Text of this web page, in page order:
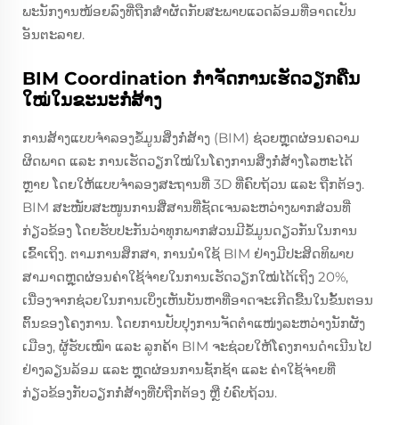
ພະນັກງານໜ້ອຍລົງທີ່ຖືກສຳຜັດກັບສະພາບແວດລ້ອມທີ່ອາດເປັນ
ອັນຕະລາຍ.
BIM Coordination ກຳຈັດການເຮັດວຽກຄືນ
ໃໝ່ໃນຂະນະກໍ່ສ້າງ
ການສ້າງແບບຈຳລອງຂໍ້ມູນສິ່ງກໍ່ສ້າງ (BIM) ຊ່ວຍຫຼຸດຜ່ອນຄວາມ
ຜິດພາດ ແລະ ການເຮັດວຽກໃໝ່ໃນໂຄງການສິ່ງກໍ່ສ້າງໂລຫະໄດ້
ຫຼາຍ ໂດຍໃຫ້ແບບຈຳລອງສະຖານທີ່ 3D ທີ່ຄົບຖ້ວນ ແລະ ຖືກຕ້ອງ.
BIM ສະໜັບສະໜູນການສື່ສານທີ່ຊັດເຈນລະຫວ່າງພາກສ່ວນທີ່
ກ່ຽວຂ້ອງ ໂດຍຮັບປະກັນວ່າທຸກພາກສ່ວນມີຂໍ້ມູນດຽວກັນໃນການ
ເຂົ້າເຖິງ. ຕາມການສຶກສາ, ການນຳໃຊ້ BIM ຢ່າງມີປະສິດທິພາບ
ສາມາດຫຼຸດຜ່ອນຄ່າໃຊ້ຈ່າຍໃນການເຮັດວຽກໃໝ່ໄດ້ເຖິງ 20%,
ເນື່ອງຈາກຊ່ວຍໃນການເບິ່ງເຫັນບັນຫາທີ່ອາດຈະເກີດຂື້ນໃນຂັ້ນຕອນ
ຕົ້ນຂອງໂຄງການ. ໂດຍການປັບປຸງການຈັດຕຳແໜ່ງລະຫວ່າງນັກຜັງ
ເມືອງ, ຜູ້ຮັບເໝົາ ແລະ ລູກຄ້າ BIM ຈະຊ່ວຍໃຫ້ໂຄງການດຳເນີນໄປ
ຢ່າງລຽນລ້ອມ ແລະ ຫຼຸດຜ່ອນການຊັກຊ້າ ແລະ ຄ່າໃຊ້ຈ່າຍທີ່
ກ່ຽວຂ້ອງກັບວຽກກໍ່ສ້າງທີ່ບໍ່ຖືກຕ້ອງ ຫຼື ບໍ່ຄົບຖ້ວນ.